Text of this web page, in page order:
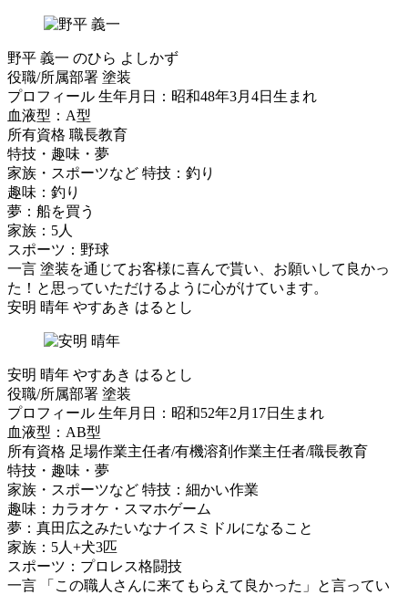
野平 義一 のひら よしかず
役職/所属部署 塗装
プロフィール 生年月日：昭和48年3月4日生まれ
血液型：A型
所有資格 職長教育
特技・趣味・夢
家族・スポーツなど 特技：釣り
趣味：釣り
夢：船を買う
家族：5人
スポーツ：野球
一言 塗装を通じてお客様に喜んで貰い、お願いして良かっ
た！と思っていただけるように心がけています。
安明 晴年 やすあき はるとし
安明 晴年 やすあき はるとし
役職/所属部署 塗装
プロフィール 生年月日：昭和52年2月17日生まれ
血液型：AB型
所有資格 足場作業主任者/有機溶剤作業主任者/職長教育
特技・趣味・夢
家族・スポーツなど 特技：細かい作業
趣味：カラオケ・スマホゲーム
夢：真田広之みたいなナイスミドルになること
家族：5人+犬3匹
スポーツ：プロレス格闘技
一言
「この職人さんに来てもらえて良かった」と言ってい